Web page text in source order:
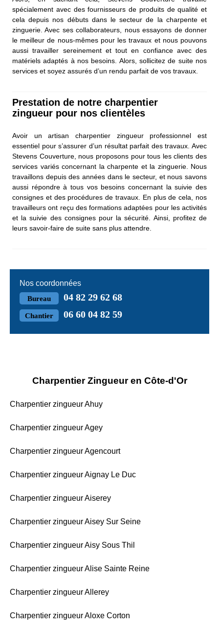
spécialement avec des fournisseurs de produits de qualité et
cela depuis nos débuts dans le secteur de la charpente et
zinguerie. Avec ses collaborateurs, nous essayons de donner
le meilleur de nous-mêmes pour les travaux et nous pouvons
aussi travailler sereinement et tout en confiance avec des
matériels adaptés à nos besoins. Alors, sollicitez de suite nos
services et soyez assurés d’un rendu parfait de vos travaux.
Prestation de notre charpentier
zingueur pour nos clientèles
Avoir un artisan charpentier zingueur professionnel est
essentiel pour s’assurer d’un résultat parfait des travaux. Avec
Stevens Couverture, nous proposons pour tous les clients des
services variés concernant la charpente et la zinguerie. Nous
travaillons depuis des années dans le secteur, et nous savons
aussi répondre à tous vos besoins concernant la suivie des
consignes et des procédures de travaux. En plus de cela, nos
travailleurs ont reçu des formations adaptées pour les activités
et la suivie des consignes pour la sécurité. Ainsi, profitez de
leurs savoir-faire de suite sans plus attendre.
Nos coordonnées
Bureau 04 82 29 62 68
Chantier 06 60 04 82 59
Charpentier Zingueur en Côte-d'Or
Charpentier zingueur Ahuy
Charpentier zingueur Agey
Charpentier zingueur Agencourt
Charpentier zingueur Aignay Le Duc
Charpentier zingueur Aiserey
Charpentier zingueur Aisey Sur Seine
Charpentier zingueur Aisy Sous Thil
Charpentier zingueur Alise Sainte Reine
Charpentier zingueur Allerey
Charpentier zingueur Aloxe Corton